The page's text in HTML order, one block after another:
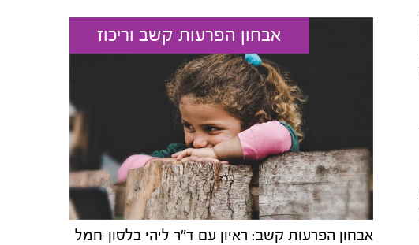
אבחון הפרעות קשב וריכוז
אבחון הפרעות קשב: ראיון עם ד"ר ליהי בלסון-חמל